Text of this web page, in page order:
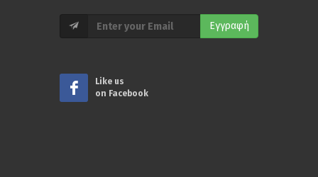
Εγγραφή
Like us
on Facebook